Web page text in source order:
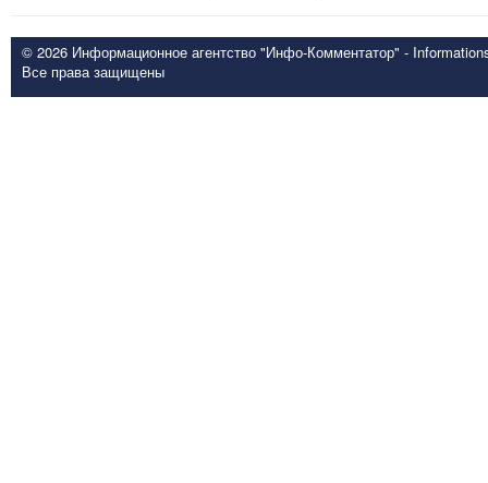
© 2026 Информационное агентство "Инфо-Комментатор" -
Все права защищены